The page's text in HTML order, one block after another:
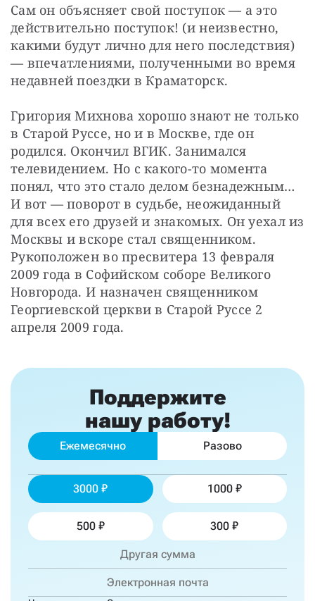
Сам он объясняет свой поступок — а это
действительно поступок! (и неизвестно,
какими будут лично для него последствия)
— впечатлениями, полученными во время
недавней поездки в Краматорск.
Григория Михнова хорошо знают не только
в Старой Руссе, но и в Москве, где он
родился. Окончил ВГИК. Занимался
телевидением. Но с какого-то момента
понял, что это стало делом безнадежным…
И вот — поворот в судьбе, неожиданный
для всех его друзей и знакомых. Он уехал из
Москвы и вскоре стал священником.
Рукоположен во пресвитера 13 февраля
2009 года в Софийском соборе Великого
Новгорода. И назначен священником
Георгиевской церкви в Старой Руссе 2
апреля 2009 года.
Поддержите
нашу работу!
Ежемесячно Разово
3000 1000
500 300